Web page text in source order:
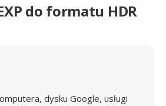
do formatu HDR
dysku Google, usługi